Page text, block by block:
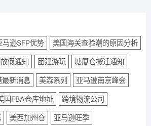
马逊SFP优势 美国海关查验潮的原因分析
假通知 团建游玩 塘厦仓搬迁通知
新消息 美森系列 亚马逊南京峰会
国FBA仓库地址 跨境物流公司
美西加州仓 亚马逊旺季